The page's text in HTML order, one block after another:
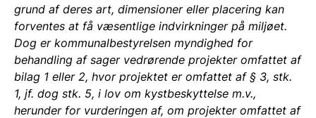
grund af deres art, dimensioner eller placering kan
forventes at få væsentlige indvirkninger på miljøet.
Dog er kommunalbestyrelsen myndighed for
behandling af sager vedrørende projekter omfattet af
bilag 1 eller 2, hvor projektet er omfattet af § 3, stk.
1, jf. dog stk. 5, i lov om kystbeskyttelse m.v.,
herunder for vurderingen af, om projekter omfattet af